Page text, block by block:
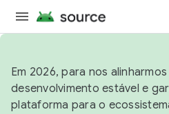
Em 2026, para nos
desenvolvimento estável e
plataforma para o